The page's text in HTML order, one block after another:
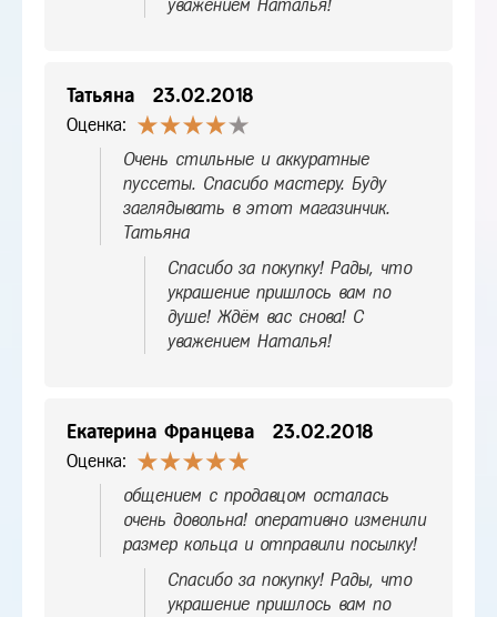
уважением Наталья!
Татьяна 23.02.2018
Оценка:
Очень стильные и аккуратные
пуссеты. Спасибо мастеру. Буду
заглядывать в этот магазинчик.
Татьяна
Спасибо за покупку! Рады, что
украшение пришлось вам по
душе! Ждём вас снова! С
уважением Наталья!
Екатерина Францева 23.02.2018
Оценка:
общением с продавцом осталась
очень довольна! оперативно изменили
размер кольца и отправили посылку!
Спасибо за покупку! Рады, что
украшение пришлось вам по